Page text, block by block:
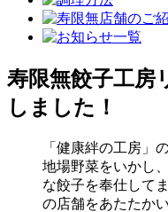
寿限無餃子工房
しました！
「健康絆の工房」
地場野菜をいかし
な餃子を奉仕して
の店舗をあたたか